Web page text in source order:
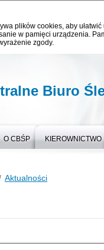
plików cookies, aby
w pamięci urządzenia.
zgody.
Biuro
O CBŚP KIEROWNICTWO
Aktualności